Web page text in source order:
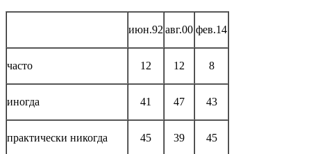
июн.92 авг.00 фев.14
часто 12 12 8
иногда 41 47 43
практически никогда 45 39 45